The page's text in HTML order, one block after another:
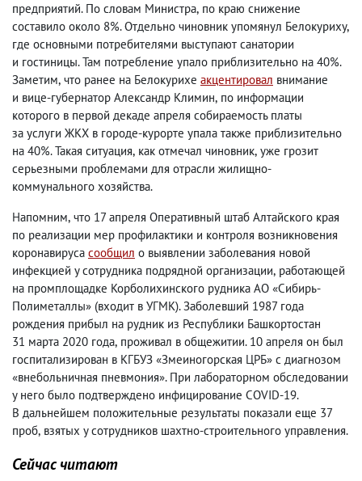
предприятий. По словам Министра, по краю снижение
составило около 8%. Отдельно чиновник упомянул Белокуриху,
где основными потребителями выступают санатории
и гостиницы. Там потребление упало приблизительно на 40%.
Заметим, что ранее на Белокурихе акцентировал внимание
и вице-губернатор Александр Климин, по информации
которого в первой декаде апреля собираемость платы
за услуги ЖКХ в городе-курорте упала также приблизительно
на 40%. Такая ситуация, как отмечал чиновник, уже грозит
серьезными проблемами для отрасли жилищно-
коммунального хозяйства.
Напомним, что 17 апреля Оперативный штаб Алтайского края
по реализации мер профилактики и контроля возникновения
коронавируса сообщил о выявлении заболевания новой
инфекцией у сотрудника подрядной организации, работающей
на промплощадке Корболихинского рудника АО «Сибирь-
Полиметаллы» (входит в УГМК). Заболевший 1987 года
рождения прибыл на рудник из Республики Башкортостан
31 марта 2020 года, проживал в общежитии. 10 апреля он был
госпитализирован в КГБУЗ «Змеиногорская ЦРБ» с диагнозом
«внебольничная пневмония». При лабораторном обследовании
у него было подтверждено инфицирование COVID-19.
В дальнейшем положительные результаты показали еще 37
проб, взятых у сотрудников шахтно-строительного управления.
Сейчас читают